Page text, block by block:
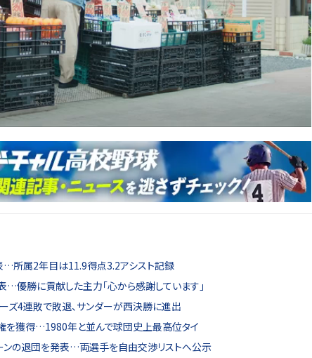
…所属2年目は11.9得点3.2アシスト記録
…優勝に貢献した主力「心から感謝しています」
4連敗で敗退、サンダーが西決勝に進出
を獲得…1980年と並んで球団史上最高位タイ
ーンの退団を発表…両選手を自由交渉リストへ公示